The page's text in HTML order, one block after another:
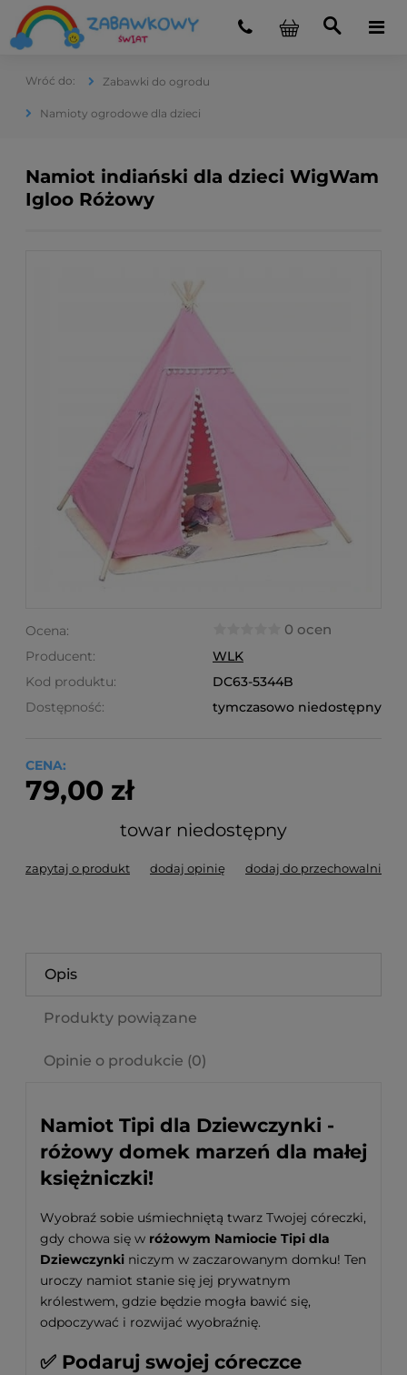
Zabawki do ogrodu
Namioty ogrodowe dla dzieci
Namiot indiański dla dzieci WigWam
Igloo Różowy
Ocena: 0 ocen
Producent:
WLK
Kod produktu:
DC63-5344B
Dostępność:
tymczasowo niedostępny
CENA:
79,00 zł
towar niedostępny
zapytaj o produkt dodaj opinię dodaj do przechowalni
Opis
Produkty powiązane
Opinie o produkcie (0)
Namiot Tipi dla Dziewczynki -
różowy domek marzeń dla małej
księżniczki!
Wyobraź sobie uśmiechniętą twarz Twojej córeczki,
gdy chowa się w różowym Namiocie Tipi dla
Dziewczynki niczym w zaczarowanym domku! Ten
uroczy namiot stanie się jej prywatnym
królestwem, gdzie będzie mogła bawić się,
odpoczywać i rozwijać wyobraźnię.
✅ Podaruj swojej córeczce